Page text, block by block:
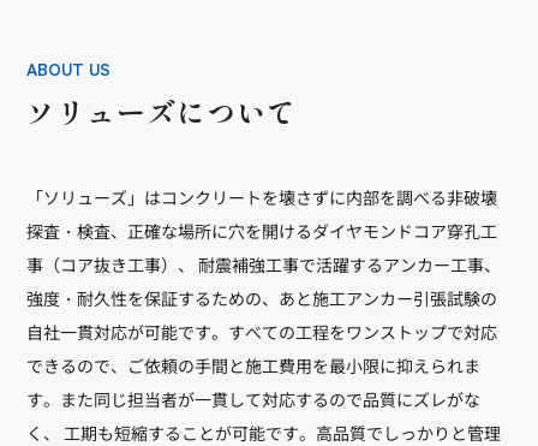
ABOUT US
ソリューズについて
「ソリューズ」はコンクリートを壊さずに内部を調べる非破壊
探査・検査、正確な場所に穴を開けるダイヤモンドコア穿孔工
事（コア抜き工事）、 耐震補強工事で活躍するアンカー工事、
強度・耐久性を保証するための、あと施工アンカー引張試験の
自社一貫対応が可能です。すべての工程をワンストップで対応
できるので、ご依頼の手間と施工費用を最小限に抑えられま
す。また同じ担当者が一貫して対応するので品質にズレがな
く、 工期も短縮することが可能です。高品質でしっかりと管理